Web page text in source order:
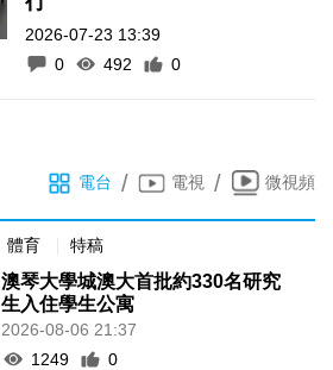
2026-07-23 13:39
0
492 0
電台 / 電視 / 微視頻
體育 特稿
澳琴大學城澳大首批約330名研究
生入住學生公寓
2026-08-06 21:37
1249
0